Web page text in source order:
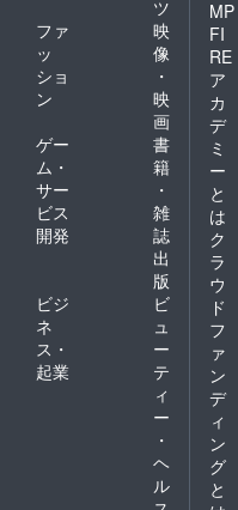
ツ
ファ
ッ
ショ
ン
映
像
・
映
画
ゲー
ム・
サー
ビス
開発
書
籍
・
雑
誌
出
版
ビジ
ネ
ス・
起業
ビ
ュ
ー
テ
ィ
ー
・
ヘ
ル
MP
FI
RE
ア
カ
デ
ミ
ー
と
は
ク
ラ
ウ
ド
フ
ァ
ン
デ
ィ
ン
グ
と